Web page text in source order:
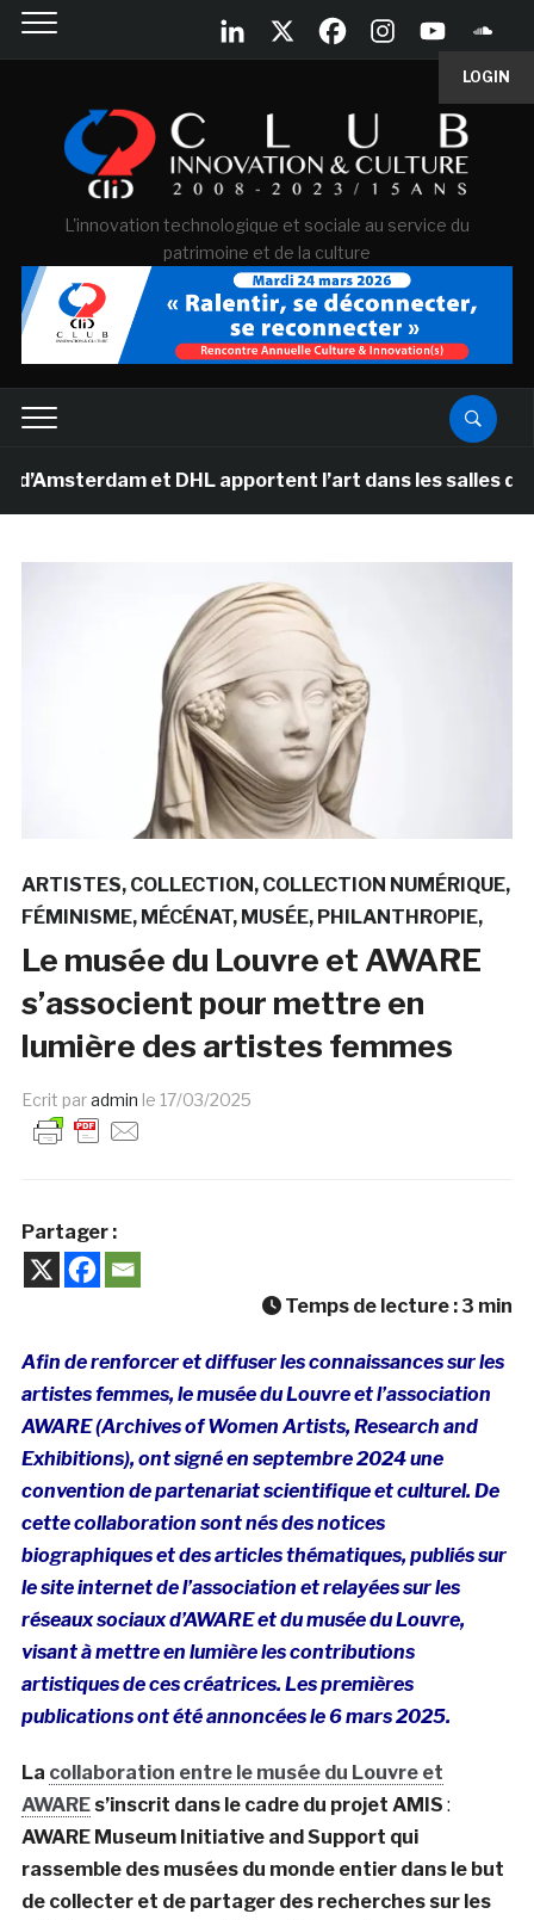
LOGIN
L'innovation technologique et sociale au service du
patrimoine et de la culture
et DHL apportent l’art dans les salles de
ARTISTES COLLECTION COLLECTION NUMÉRIQUE
FÉMINISME MÉCÉNAT MUSÉE PHILANTHROPIE
Le musée du Louvre et AWARE
s’associent pour mettre en
lumière des artistes femmes
Ecrit paradmin le 17/03/2025
Partager :
Temps de lecture : 3 min
Afin de renforcer et diffuser les connaissances sur les
artistes femmes, le musée du Louvre et l’association
AWARE (Archives of Women Artists, Research and
Exhibitions), ont signé en septembre 2024 une
convention de partenariat scientifique et culturel. De
cette collaboration sont nés des notices
biographiques et des articles thématiques, publiés sur
le site internet de l’association et relayées sur les
réseaux sociaux d’AWARE et du musée du Louvre,
visant à mettre en lumière les contributions
artistiques de ces créatrices. Les premières
publications ont été annoncées le 6 mars 2025.
La collaboration entre le musée du Louvre et
AWAREs’inscrit dans le cadre du projet AMIS :
AWARE Museum Initiative and Support qui
rassemble des musées du monde entier dans le but
de collecter et de partager des recherches sur les